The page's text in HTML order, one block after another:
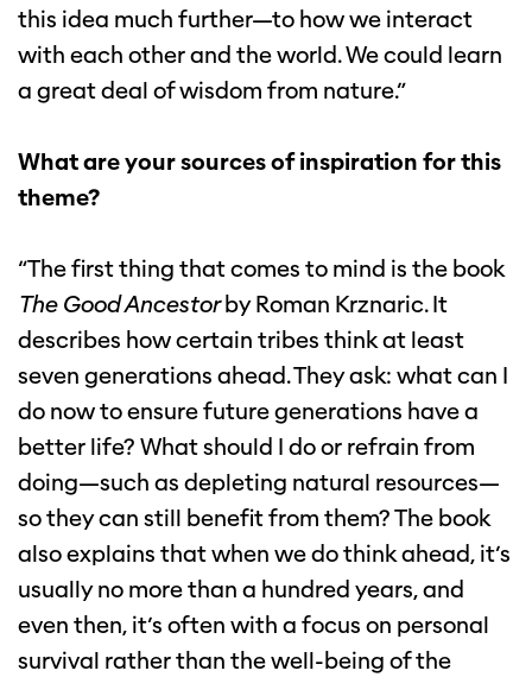
this idea much further—to how we interact
with each other and the world. We could learn
a great deal of wisdom from nature.”
What are your sources of inspiration for this
theme?
“The first thing that comes to mind is the book
The Good Ancestorby Roman Krznaric. It
describes how certain tribes think at least
seven generations ahead. They ask: what can I
do now to ensure future generations have a
better life? What should I do or refrain from
doing—such as depleting natural resources—
so they can still benefit from them? The book
also explains that when we do think ahead, it’s
usually no more than a hundred years, and
even then, it’s often with a focus on personal
survival rather than the well-being of the